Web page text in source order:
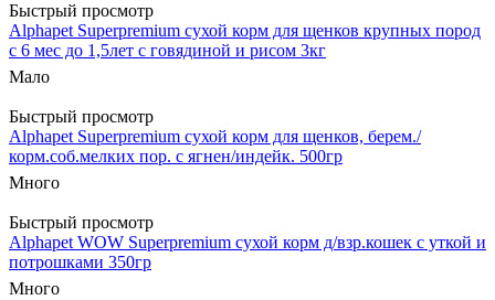
Быстрый просмотр
Alphapet Superpremium сухой корм для щенков крупных пород
с 6 мес до 1,5лет с говядиной и рисом 3кг
Мало
Быстрый просмотр
Alphapet Superpremium сухой корм для щенков, берем./
корм.соб.мелких пор. с ягнен/индейк. 500гр
Много
Быстрый просмотр
Alphapet WOW Superpremium сухой корм д/взр.кошек с уткой и
потрошками 350гр
Много